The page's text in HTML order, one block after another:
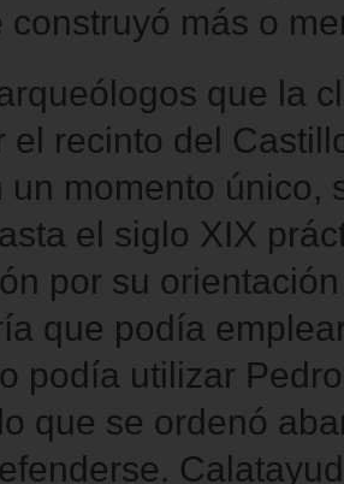
construyó más o
que la
el recinto del
un momento único,
el siglo XIX
por su
que podía
podía utilizar
que se ordenó